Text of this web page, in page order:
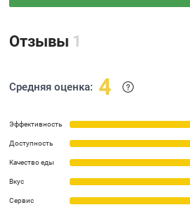
Отзывы 1
Средняя оценка: 4
Эффективность
Доступность
Качество еды
Вкус
Сервис